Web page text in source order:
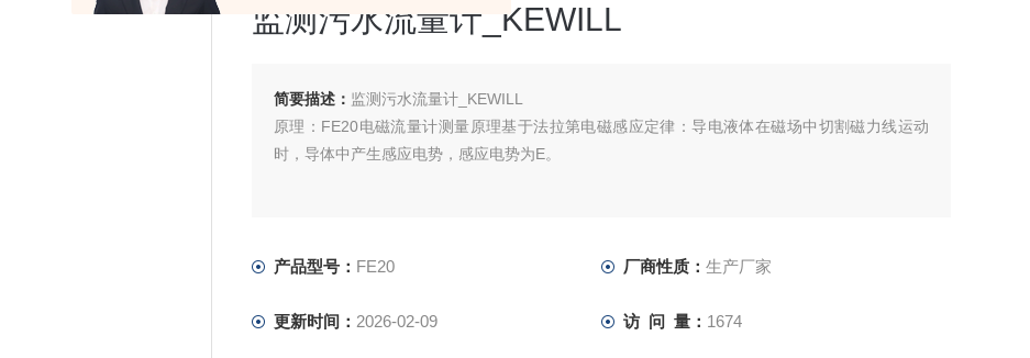
监测污水流量计_KEWILL
简要描述： 监测污水流量计_KEWILL
原理：FE20电磁流量计测量原理基于法拉第电磁感应定律：导电液体在磁场中切割磁力线运动
时，导体中产生感应电势，感应电势为E。
产品型号： FE20 厂商性质： 生产厂家
更新时间： 2026-02-09 访 问 量： 1674